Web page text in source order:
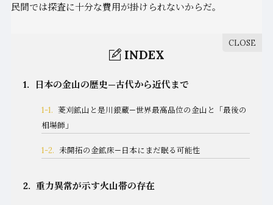
民間では探査に十分な費用が掛けられないからだ。
INDEX
1. 日本の金山の歴史—古代から近代まで
1-1. 菱刈鉱山と是川銀蔵—世界最高品位の金山と「最後の
相場師」
1-2. 未開拓の金鉱床—日本にまだ眠る可能性
2. 重力異常が示す火山帯の存在